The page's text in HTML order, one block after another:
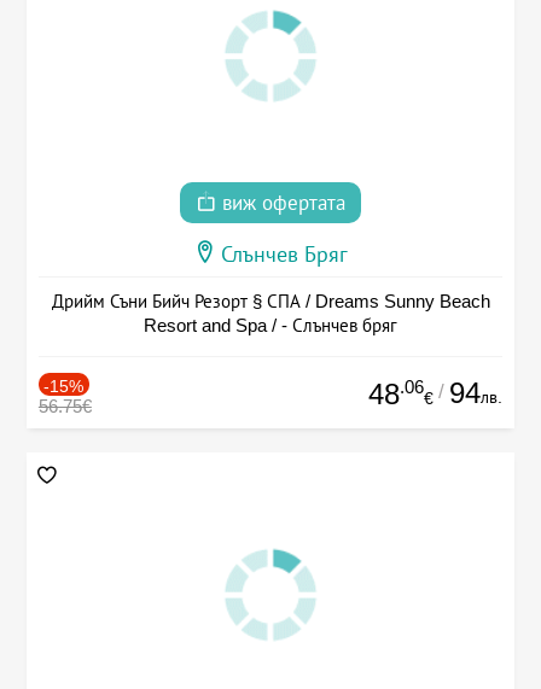
виж офертата
Слънчев Бряг
Дрийм Съни Бийч Резорт § СПА / Dreams Sunny Beach
Resort and Spa / - Слънчев бряг
-15%
56.75€ 48.06
€ / 94лв.